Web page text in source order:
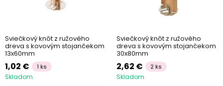
Sviečkový knôt z ružového
dreva s kovovým stojančekom
13x60mm
1,02 € 1 ks
Skladom
Sviečkový knôt z ružového
dreva s kovovým stojančekom
30x80mm
2,62 € 2 ks
Skladom